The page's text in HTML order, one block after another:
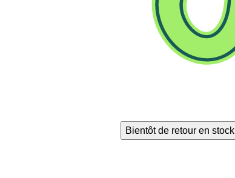
Bientôt de retour en stock